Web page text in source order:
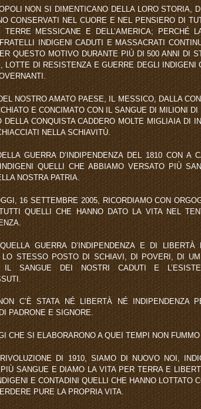
NON SI DIMENTICANO DELLA LORO STORIA,
CONSERVATI NEL CUORE E NEL PENSIERO DI
TERRE MESSICANE E DELL’AMERICA; PERCHÉ
INDIGENI CADUTI E MASSACRATI
QUESTO MOTIVO DURANTE PIÙ DI 500 ANNI DI
LOTTE DI RESISTENZA E GUERRE DEGLI INDIGENI
NOSTRO AMATO PAESE, IL MESSICO, DALLA
E CONCIMATO CON IL SANGUE DI MILIONI DI
DELLA CONQUISTA CADDERO MOLTE MIGLIAIA DI
NELLA SCHIAVITÙ.
GUERRA D’INDIPENDENZA DEL 1810 CON A
QUELLI CHE ABBIAMO VERSATO PIÙ
NOSTRA PATRIA.
16 SETTEMBRE 2005, RICORDIAMO CON
QUELLI CHE HANNO DATO LA VITA NEL
GUERRA D’INDIPENDENZA E DI LIBERTÀ
LO STESSO POSTO DI SCHIAVI, DI POVERI, DI
IL SANGUE DEI NOSTRI CADUTI E
C’È STATA NÉ LIBERTÀ NÉ INDIPENDENZA
PADRONE E SIGNORE.
CHE SI ELABORARONO A QUEI TEMPI NON
DI 1910, SIAMO DI NUOVO NOI,
SANGUE E DIAMO LA VITA PER TERRA E
E CONTADINI QUELLI CHE HANNO LOTTATO
PURE LA PROPRIA VITA.